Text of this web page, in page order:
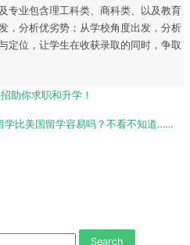
专业包含理工科类、商科类、以及教育
，分析优劣势；从学校角度出发，分析
定位，让学生在收获录取的同时，争取
助你求职和升学！
学比美国留学容易吗？不看不知道……